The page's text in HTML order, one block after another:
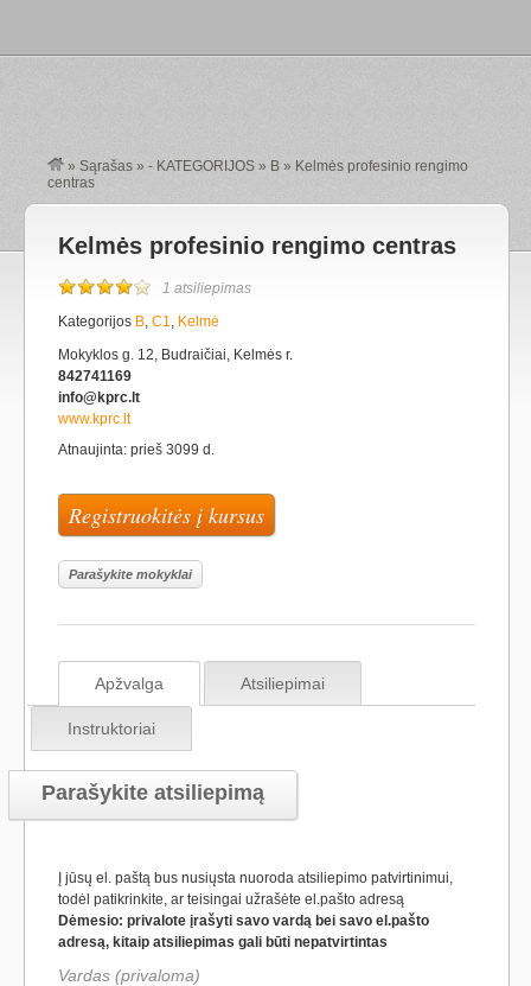
» Sąrašas » - KATEGORIJOS » B » Kelmės profesinio rengimo
centras
Kelmės profesinio rengimo centras
1 atsiliepimas
Kategorijos B, C1, Kelmė
Mokyklos g. 12, Budraičiai, Kelmės r.
842741169
info@kprc.lt
www.kprc.lt
Atnaujinta: prieš 3099 d.
Registruokitės į kursus
Parašykite mokyklai
Apžvalga Atsiliepimai
Instruktoriai
Parašykite atsiliepimą
Į jūsų el. paštą bus nusiųsta nuoroda atsiliepimo patvirtinimui,
todėl patikrinkite, ar teisingai užrašėte el.pašto adresą
Dėmesio: privalote įrašyti savo vardą bei savo el.pašto
adresą, kitaip atsiliepimas gali būti nepatvirtintas
Vardas (privaloma)